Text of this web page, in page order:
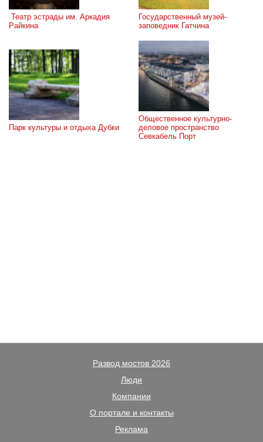
Райкина
Государственный музей-
заповедник Гатчина
Парк культуры и отдыха Дубки
Общественное культурно-
деловое пространство
Севкабель Порт
Развод мостов 2026
Люди
Компании
О портале и контакты
Реклама